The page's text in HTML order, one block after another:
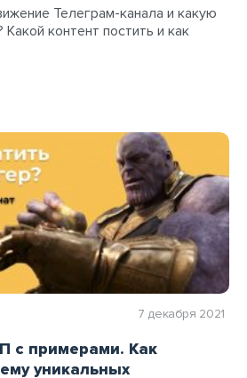
Телеграм-канала и какую
контент постить и как
7 декабря 2021
с примерами. Как
уникальных